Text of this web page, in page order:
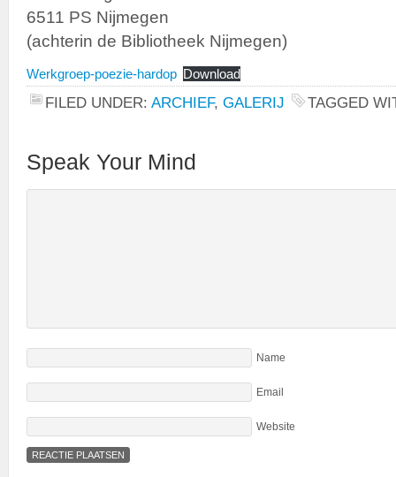
6511 PS Nijmegen
(achterin de Bibliotheek Nijmegen)
Werkgroep-poezie-hardop Download
FILED UNDER: ARCHIEF, GALERIJ TAGGED
Speak Your Mind
Name
Email
Website